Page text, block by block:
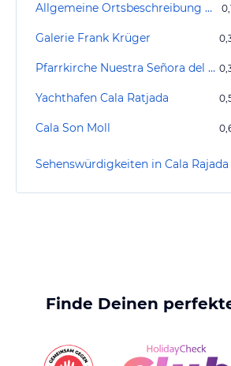
Allgemeine Ortsbeschreibung Cala Ratjada
Galerie Frank Krüger
Pfarrkirche Nuestra Señora del Carmen
Yachthafen Cala Ratjada
Cala Son Moll
Sehenswürdigkeiten in Cala Rajada
Finde Deinen